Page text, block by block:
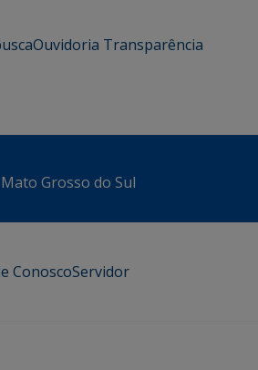
Ouvidoria Transparência
Grosso do Sul
ConoscoServidor